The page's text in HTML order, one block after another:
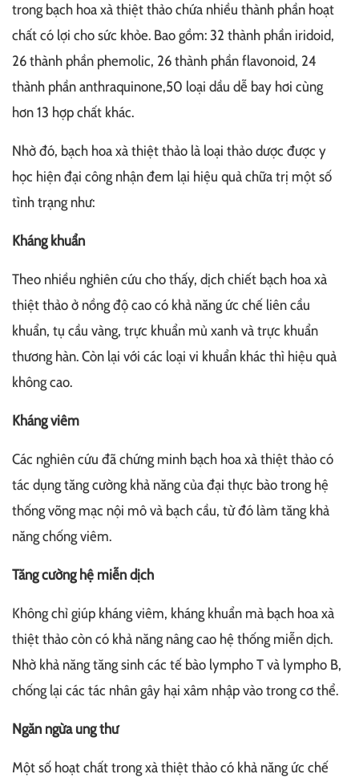
trong bạch hoa xà thiệt thảo chứa nhiều thành phần hoạt
chất có lợi cho sức khỏe. Bao gồm: 32 thành phần iridoid,
26 thành phần phemolic, 26 thành phần flavonoid, 24
thành phần anthraquinone,50 loại dầu dễ bay hơi cùng
hơn 13 hợp chất khác.
Nhờ đó, bạch hoa xà thiệt thảo là loại thảo dược được y
học hiện đại công nhận đem lại hiệu quả chữa trị một số
tình trạng như:
Kháng khuẩn
Theo nhiều nghiên cứu cho thấy, dịch chiết bạch hoa xà
thiệt thảo ở nồng độ cao có khả năng ức chế liên cầu
khuẩn, tụ cầu vàng, trực khuẩn mủ xanh và trực khuẩn
thương hàn. Còn lại với các loại vi khuẩn khác thì hiệu quả
không cao.
Kháng viêm
Các nghiên cứu đã chứng minh bạch hoa xà thiệt thảo có
tác dụng tăng cường khả năng của đại thực bào trong hệ
thống võng mạc nội mô và bạch cầu, từ đó làm tăng khả
năng chống viêm.
Tăng cường hệ miễn dịch
Không chỉ giúp kháng viêm, kháng khuẩn mà bạch hoa xà
thiệt thảo còn có khả năng nâng cao hệ thống miễn dịch.
Nhờ khả năng tăng sinh các tế bào lympho T và lympho B,
chống lại các tác nhân gây hại xâm nhập vào trong cơ thể.
Ngăn ngừa ung thư
Một số hoạt chất trong xà thiệt thảo có khả năng ức chế